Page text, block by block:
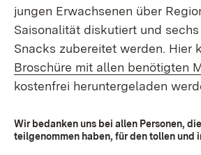
jungen Erwachsenen über
Saisonalität diskutiert und
Snacks zubereitet werden. Hier
Broschüre mit allen benötigten
kostenfrei heruntergeladen
Wir bedanken uns bei allen Personen,
teilgenommen haben, für den tollen und